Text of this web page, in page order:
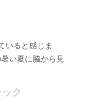
いると感じま
い夏に脇から見
ク